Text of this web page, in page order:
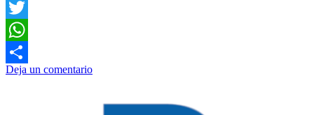
Facebook
Twitter
WhatsApp
Compartir
Deja un comentario